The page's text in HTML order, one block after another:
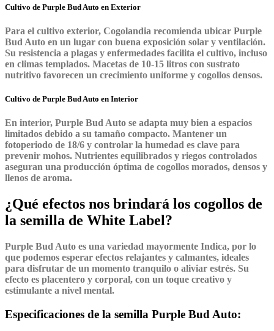
Cultivo de Purple Bud Auto en Exterior
Para el cultivo exterior, Cogolandia recomienda ubicar Purple
Bud Auto en un lugar con buena exposición solar y ventilación.
Su resistencia a plagas y enfermedades facilita el cultivo, incluso
en climas templados. Macetas de 10-15 litros con sustrato
nutritivo favorecen un crecimiento uniforme y cogollos densos.
Cultivo de Purple Bud Auto en Interior
En interior, Purple Bud Auto se adapta muy bien a espacios
limitados debido a su tamaño compacto. Mantener un
fotoperiodo de 18/6 y controlar la humedad es clave para
prevenir mohos. Nutrientes equilibrados y riegos controlados
aseguran una producción óptima de cogollos morados, densos y
llenos de aroma.
¿Qué efectos nos brindará los cogollos de
la semilla de White Label?
Purple Bud Auto es una variedad mayormente Indica, por lo
que podemos esperar efectos relajantes y calmantes, ideales
para disfrutar de un momento tranquilo o aliviar estrés. Su
efecto es placentero y corporal, con un toque creativo y
estimulante a nivel mental.
Especificaciones de la semilla Purple Bud Auto: